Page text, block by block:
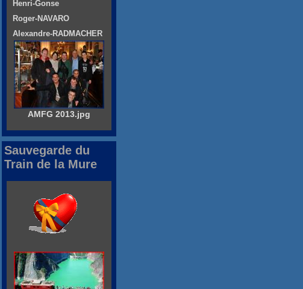
Henri-Gonse
Roger-NAVARO
Alexandre-RADMACHER
AMFG 2013.jpg
Sauvegarde du
Train de la Mure